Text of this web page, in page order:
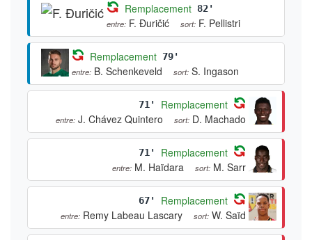
Remplacement 82'
entre: F. Đuričić sort: F. Pellistri
Remplacement 79'
entre: B. Schenkeveld sort: S. Ingason
71' Remplacement
entre: J. Chávez Quintero sort: D. Machado
71' Remplacement
entre: M. Haïdara sort: M. Sarr
67' Remplacement
entre: Remy Labeau Lascary sort: W. Saïd